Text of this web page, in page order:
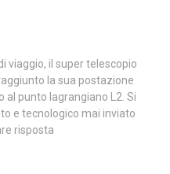
viaggio, il super telescopio
la sua postazione
al punto lagrangiano L2. Si
e tecnologico mai inviato
risposta